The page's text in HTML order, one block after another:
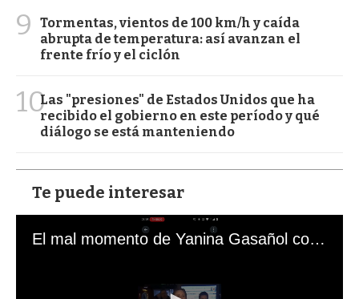
9
Tormentas, vientos de 100 km/h y caída
abrupta de temperatura: así avanzan el
frente frío y el ciclón
10Las "presiones" de Estados Unidos que ha
recibido el gobierno en este período y qué
diálogo se está manteniendo
Te puede interesar
El mal momento de Yanina Gasañol con un hincha argentino en "Subrayado"